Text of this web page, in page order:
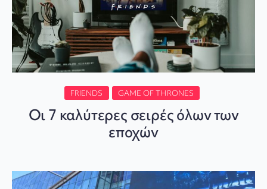
FRIENDS GAME OF THRONES
Οι 7 καλύτερες σειρές όλων των
εποχών